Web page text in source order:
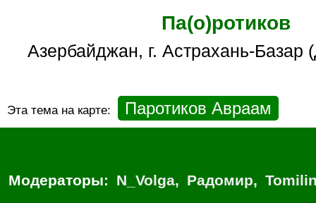
Па(о)ротиков
Азербайджан, г. Астрахань-
Эта тема на карте: Паротиков Авраам
Модераторы: N_Volga, Радомир,